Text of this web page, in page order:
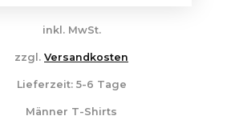
inkl. MwSt.
zzgl. Versandkosten
Lieferzeit: 5-6 Tage
Männer T-Shirts